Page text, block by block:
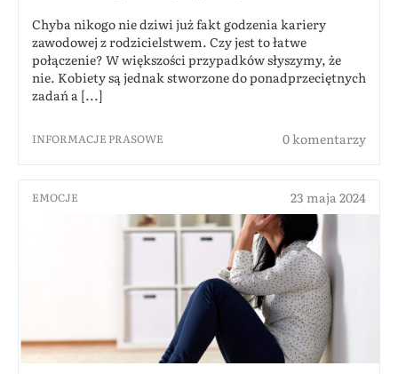
Chyba nikogo nie dziwi już fakt godzenia kariery
zawodowej z rodzicielstwem. Czy jest to łatwe
połączenie? W większości przypadków słyszymy, że
nie. Kobiety są jednak stworzone do ponadprzeciętnych
zadań a [...]
INFORMACJE PRASOWE 0 komentarzy
EMOCJE 23 maja 2024